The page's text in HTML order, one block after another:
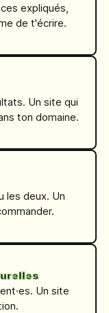
expliqués,
de t'écrire.
Un site qui
ton domaine.
les deux. Un
Un site